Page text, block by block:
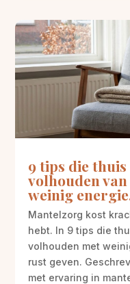
9 tips die
volhouden
weinig
Mantelzorg kost
hebt. In 9 tips die
volhouden met
rust geven.
met ervaring in